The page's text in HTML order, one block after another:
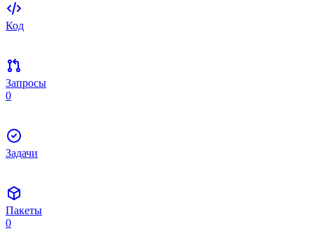
Код
Запросы
0
Задачи
Пакеты
0